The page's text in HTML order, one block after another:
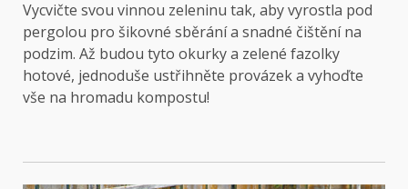
Vycvičte svou vinnou zeleninu tak, aby vyrostla pod
pergolou pro šikovné sběrání a snadné čištění na
podzim. Až budou tyto okurky a zelené fazolky
hotové, jednoduše ustřihněte provázek a vyhoďte
vše na hromadu kompostu!